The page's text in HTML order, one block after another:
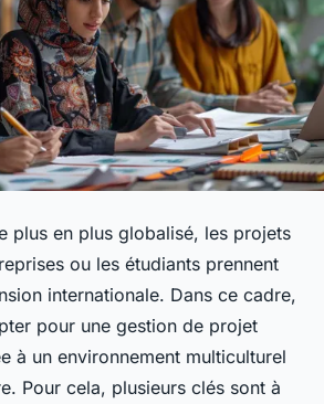
plus en plus globalisé, les projets
ou les étudiants prennent
internationale. Dans ce cadre,
pour une gestion de projet
à un environnement multiculturel
Pour cela, plusieurs clés sont à